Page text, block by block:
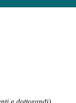
e dottorandi)